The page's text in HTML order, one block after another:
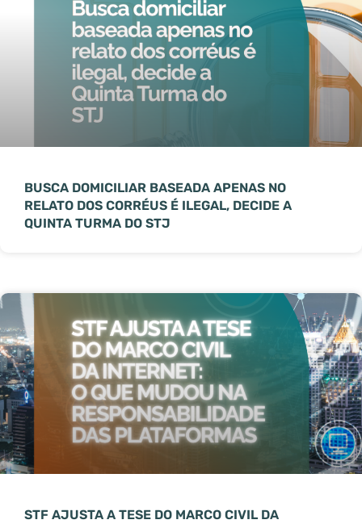
BUSCA DOMICILIAR BASEADA APENAS NO
RELATO DOS CORRÉUS É ILEGAL, DECIDE A
QUINTA TURMA DO STJ
STF AJUSTA A TESE DO MARCO CIVIL DA